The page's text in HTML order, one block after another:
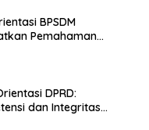
BPSDM
Pemahaman
DPRD:
dan Integritas